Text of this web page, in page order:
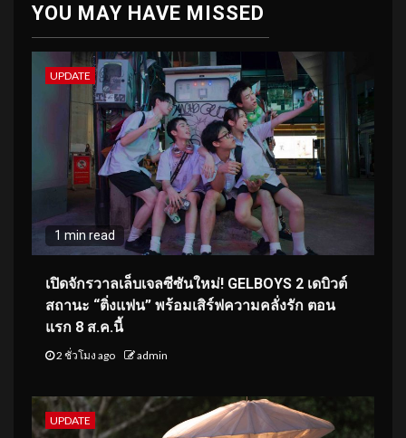
YOU MAY HAVE MISSED
UPDATE
1 min read
เปิดจักรวาลเล็บเจลซีซันใหม่! GELBOYS 2 เดบิวต์
สถานะ “ติ่งแฟน” พร้อมเสิร์ฟความคลั่งรัก ตอน
แรก 8 ส.ค.นี้
2 ชั่วโมง ago admin
UPDATE